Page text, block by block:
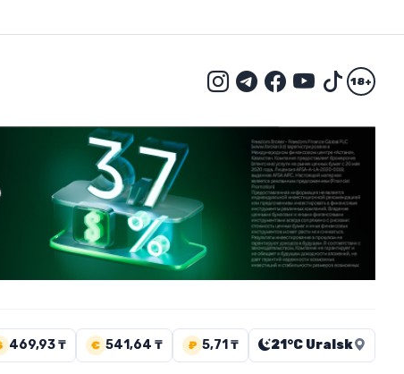
18+
469,93 ₸ € 541,64 ₸ ₽ 5,71 ₸ 21°C Uralsk